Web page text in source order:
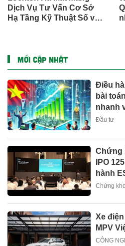
Dịch Vụ Tư Vấn Cơ Sở
Hạ Tầng Kỹ Thuật Số và
MỚI CẬP NHẬT
Điều
bài
nhanh
Đầu tư
Chứng
IPO
hành
Chứng
Xe
MPV
CÔNG